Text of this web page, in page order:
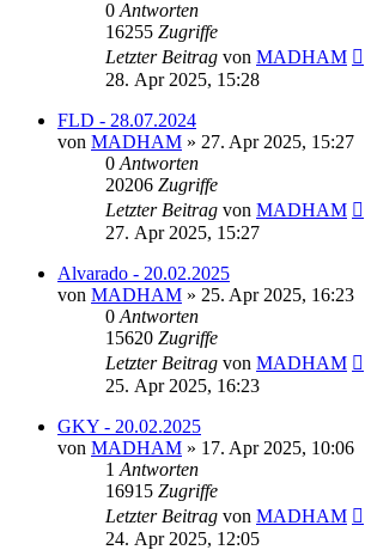
0 Antworten
16255 Zugriffe
Letzter Beitrag von MADHAM
28. Apr 2025, 15:28
FLD - 28.07.2024
von MADHAM » 27. Apr 2025, 15:27
0 Antworten
20206 Zugriffe
Letzter Beitrag von MADHAM
27. Apr 2025, 15:27
Alvarado - 20.02.2025
von MADHAM » 25. Apr 2025, 16:23
0 Antworten
15620 Zugriffe
Letzter Beitrag von MADHAM
25. Apr 2025, 16:23
GKY - 20.02.2025
von MADHAM » 17. Apr 2025, 10:06
1 Antworten
16915 Zugriffe
Letzter Beitrag von MADHAM
24. Apr 2025, 12:05